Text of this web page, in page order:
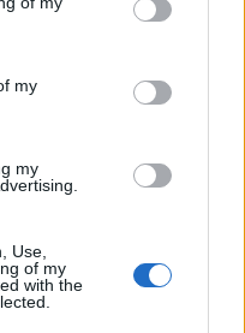
my
my
Use,
of my
with the
e